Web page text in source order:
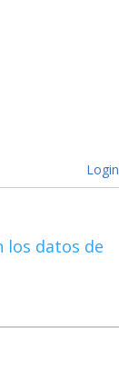
Login
los datos de